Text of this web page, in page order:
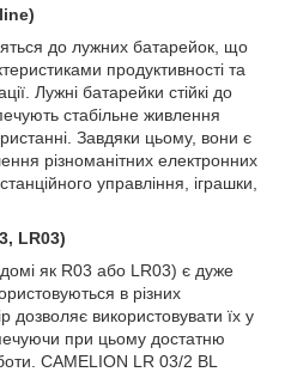
до лужних батарейок, що
продуктивності та
Лужні батарейки стійкі до
стабільне живлення
Завдяки цьому, вони є
різноманітних електронних
управління, іграшки,
LR03)
як R03 або LR03) є дуже
в різних
дозволяє використовувати їх у
при цьому достатню
CAMELION LR 03/2 BL